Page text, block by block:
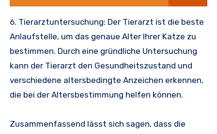
6. Tierarztuntersuchung: Der Tierarzt ist die beste
Anlaufstelle, um das genaue Alter Ihrer Katze zu
bestimmen. Durch eine gründliche Untersuchung
kann der Tierarzt den Gesundheitszustand und
verschiedene altersbedingte Anzeichen erkennen,
die bei der Altersbestimmung helfen können.
Zusammenfassend lässt sich sagen, dass die